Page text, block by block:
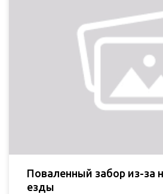
Поваленный забор из-за
езды